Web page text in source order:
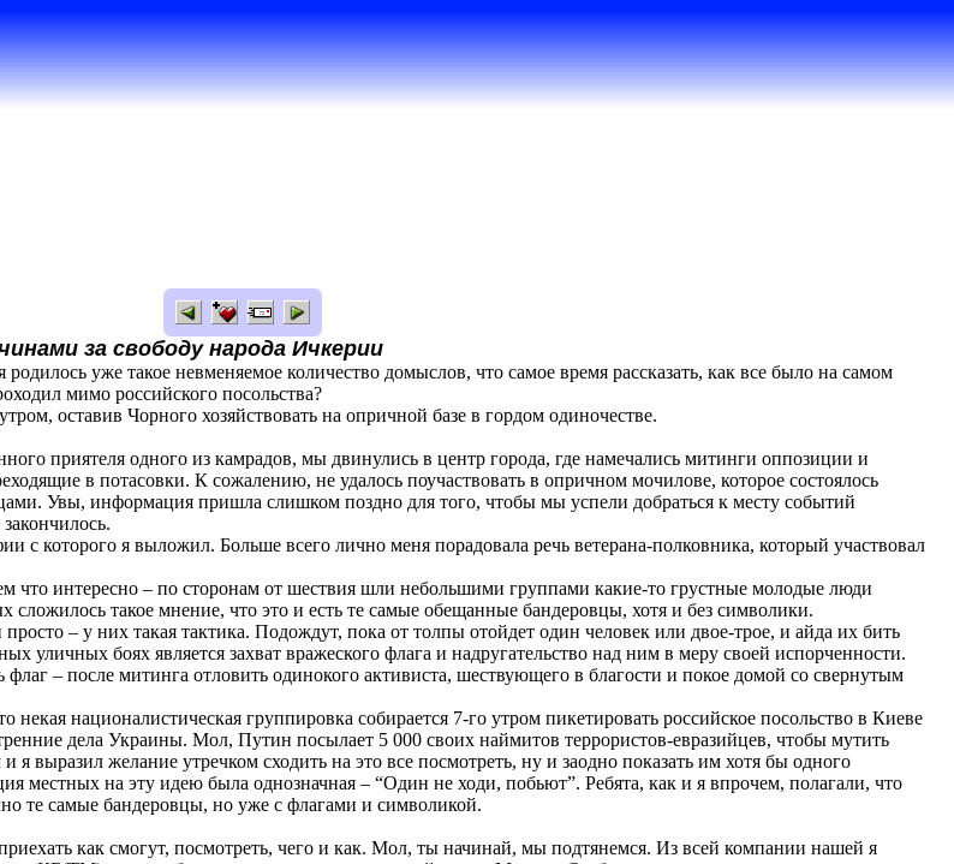
за свободу народа Ичкерии
уже такое невменяемое количество домыслов, что самое время рассказать, как все было на самом
мимо российского посольства?
оставив Чорного хозяйствовать на опричной базе в гордом одиночестве.
приятеля одного из камрадов, мы двинулись в центр города, где намечались митинги оппозиции и
в потасовки. К сожалению, не удалось поучаствовать в опричном мочилове, которое состоялось
Увы, информация пришла слишком поздно для того, чтобы мы успели добраться к месту событий
которого я выложил. Больше всего лично меня порадовала речь ветерана-полковника, который участвовал
что интересно – по сторонам от шествия шли небольшими группами какие-то грустные молодые люди
такое мнение, что это и есть те самые обещанные бандеровцы, хотя и без символики.
– у них такая тактика. Подождут, пока от толпы отойдет один человек или двое-трое, и айда их бить
боях является захват вражеского флага и надругательство над ним в меру своей испорченности.
флаг – после митинга отловить одинокого активиста, шествующего в благости и покое домой со свернутым
некая националистическая группировка собирается 7-го утром пикетировать российское посольство в Киеве
дела Украины. Мол, Путин посылает 5 000 своих наймитов террористов-евразийцев, чтобы мутить
я выразил желание утречком сходить на это все посмотреть, ну и заодно показать им хотя бы одного
местных на эту идею была однозначная – “Один не ходи, побьют”. Ребята, как и я впрочем, полагали, что
те самые бандеровцы, но уже с флагами и символикой.
как смогут, посмотреть, чего и как. Мол, ты начинай, мы подтянемся. Из всей компании нашей я